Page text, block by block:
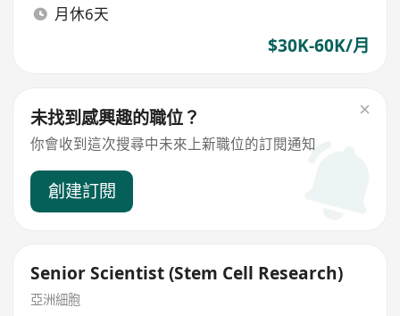
月休6天
$30K-60K/月
未找到感興趣的職位？
你會收到這次搜尋中未來上新職位的訂閱通知
創建訂閱
Senior Scientist (Stem Cell Research)
亞洲細胞